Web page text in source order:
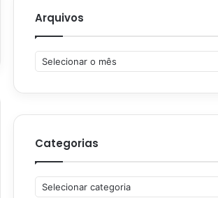
Arquivos
Arquivos
Categorias
Categorias